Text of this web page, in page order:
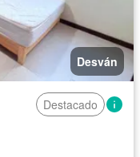
Desván
Destacado